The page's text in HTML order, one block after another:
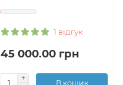
1 відгук
45 000.00 грн
В кошик